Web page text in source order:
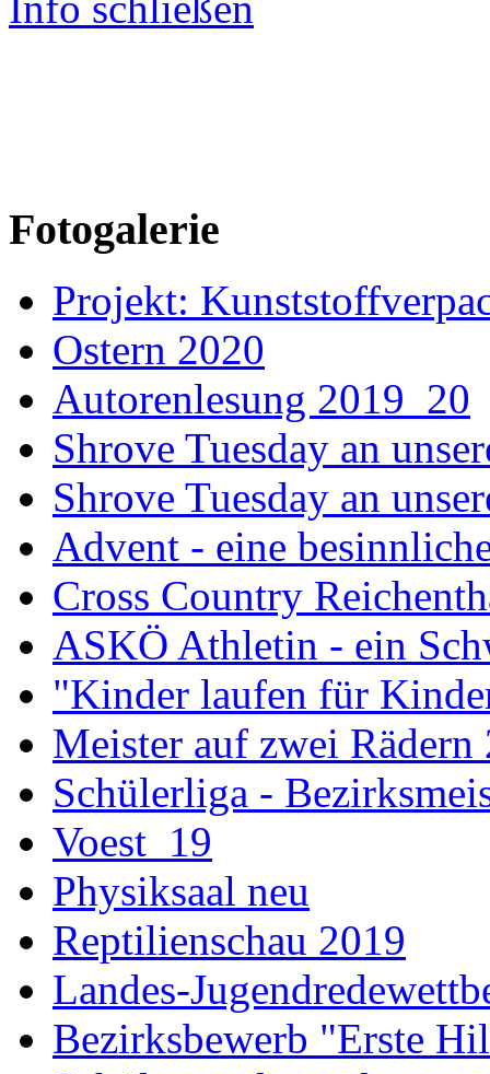
Fotogalerie
Projekt:
Ostern 2020
Autorenlesung 2019_20
Shrove Tuesday an
Shrove Tuesday an
Advent - eine
Cross Country
ASKÖ Athletin - ein
"Kinder laufen für
Meister auf zwei Rädern
Schülerliga -
Voest_19
Physiksaal neu
Reptilienschau 2019
Landes-
Bezirksbewerb "Erste